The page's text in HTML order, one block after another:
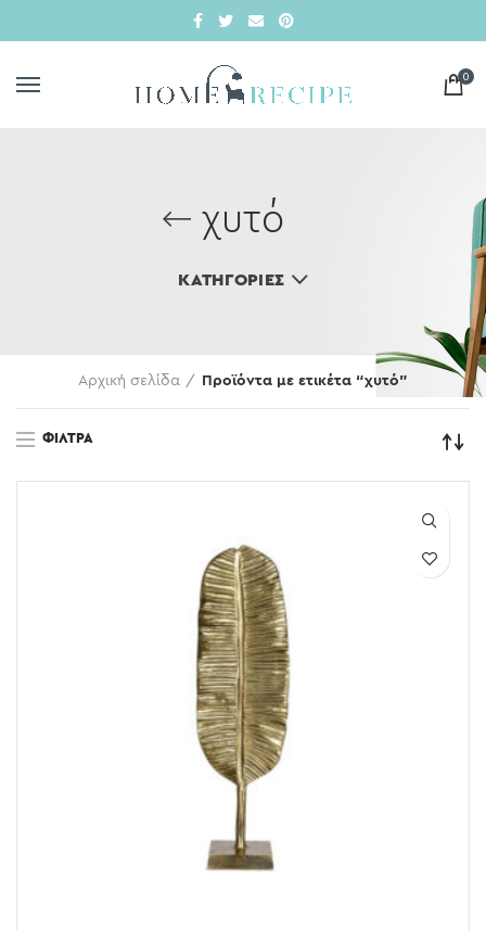
0
χυτό
ΚΑΤΗΓΟΡΊΕΣ
Αρχική σελίδα Προϊόντα με ετικέτα “χυτό”
ΦΊΛΤΡΑ